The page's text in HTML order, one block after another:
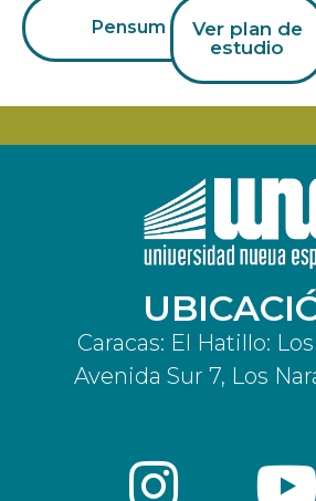
Pensum
Ver plan de
estudio
Caracas: El Hatillo:
Avenida Sur 7, Los